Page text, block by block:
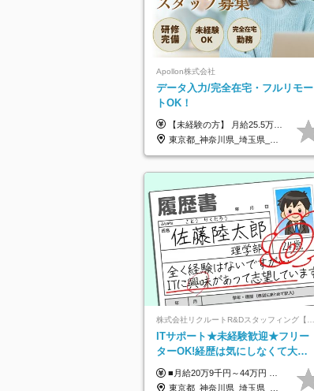
Apollon株式会社
データ入力/完全在宅・フルリモー
トOK！
【未経験の方】 月給25.5万円以上＋各種手当 【事務経験3年以上の方】 月給28万円以上＋各種手当 ※経験・スキル・年齢を考慮の上、決定します ※試用期間：3ヶ月(雇用形態は正社員、給与・待遇に変更はありません) ※残業代は全額別途支給 ※昇給：年1回（査定あり） ※賞与：年3回（業績に応じて支給） ＼努力がしっかり評価される環境です！／ 「どんなスキルを身につければ昇給できるか」が明確だから、 着実に成長しながら収入アップを目指せます。
東京都_神奈川県_埼玉県_千葉県_大阪府_愛知県_北海道_青森県_岩手県_宮城県_秋田県_山形県_福島県_茨城県_栃木県_群馬県_新潟県_山梨県_長野県_富山県_石川県_福井県_静岡県_岐阜県_三重県_兵庫県_京都府_滋賀県_奈良県_和歌山県_広島県_岡山県_鳥取県_島根県_山口県_徳島県_香川県_愛媛県_高知県_福岡県_熊本県_佐賀県_長崎県_大分県_宮崎県_鹿児島県_沖縄県
ITサポート★未経験歓迎★フリー
ターOK!経歴は気にしなくて大丈
夫★超大手リクルートグループの
正社員/sg
■月給20万9千円～44万円 ※経験・能力・前給を考慮の上、決定いたします ※時間外手当100％支給 ※派遣就業先が変更となる場合には、就業規則、労使協定等に基づき賃金が変更となる可能性があります 「とにかく私生活重視」「残業があっても稼ぎたい」といった希望も配属の際に考慮します。 ＜手当＞ ■職務担当手当 ■通勤手当（上限月3万円） ■残業手当（全額支給） ■住宅手当（5割を会社負担／就業規則に定めるところによる） ■扶養手当 ■別居手当 ■資格試験受講料補助（資格ごとに社内規定により決定） ■資格取得奨励金 （資格により2万円～20万円の祝金支給） ◎一例 ・基本情報技術者（5万円） ・プロジェクトマネージャー試験（10万円） ・応用情報技術者試験（10万円） ・ITストラテジスト試験（10万円） ・エンベデッドシステムスペシャリスト試験（10万円） ・ディジタル技術検定（情報1級：10万円、制御1級：10万円、情報2級、制御2級：5万円 ・TOEIC（R）テスト（600～729点：5万円、 730～799点：10万円、800点以上：15万円） など
東京都_神奈川県_埼玉県_千葉県_大阪府_愛知県_青森県_岩手県_宮城県_秋田県_山形県_福島県_茨城県_栃木県_群馬県_山梨県_長野県_福井県_静岡県_岐阜県_三重県_兵庫県_京都府_滋賀県_奈良県_広島県_岡山県_山口県_香川県_福岡県_熊本県_佐賀県_長崎県_大分県_宮崎県_鹿児島県